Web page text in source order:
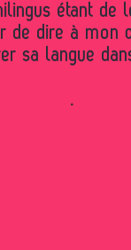
de dire à mon
sa langue
.